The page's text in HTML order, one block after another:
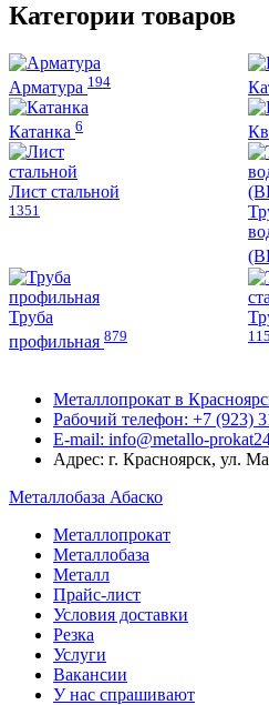
выбрать
Категории товаров
Арматура 194
Катанка 6
Лист стальной
1351
Труба
профильная 879
Металлопрокат в
Рабочий телефон: +7 (923)
E-mail: info@metallo-
Адрес: г. Красноярск, ул.
Металлобаза Абаско
Металлопрокат
Металлобаза
Металл
Прайс-лист
Условия доставки
Резка
Услуги
Вакансии
У нас спрашивают